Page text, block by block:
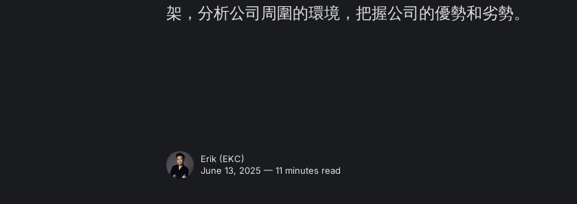
架，分析公司周圍的環境，把握公司的優勢和劣勢。
Erik (EKC)
June 13, 2025 — 11 minutes read